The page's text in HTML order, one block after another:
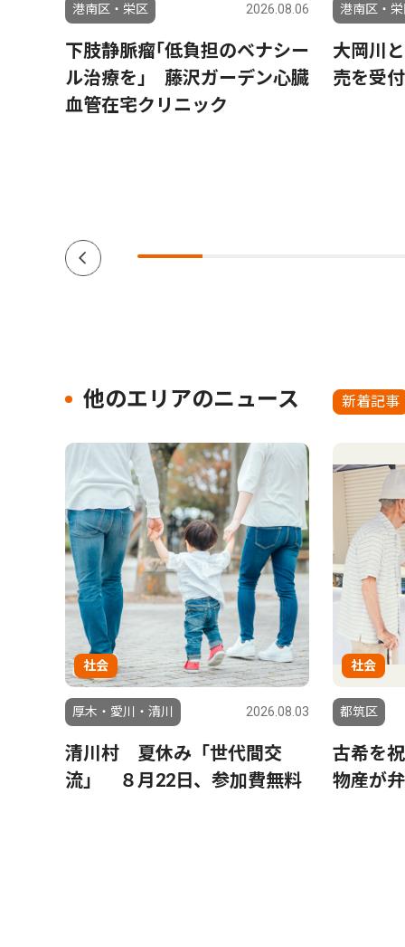
港南区・栄区 2026.08.06
下肢静脈瘤｢低負担のベナシー
ル治療を｣ 藤沢ガーデン心臓
血管在宅クリニック
港南区・
大岡川
売を受
他のエリアのニュース 新着記事
社会
厚木・愛川・清川 2026.08.03
清川村 夏休み「世代間交
流」 ８月22日、参加費無料
社会
都筑区
古希を
物産が